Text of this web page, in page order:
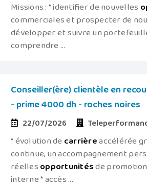
Missions : * identifier de nouvelles
commerciales et prospecter de
développer et suivre un
comprendre ...
Conseiller(ère) clientèle en
- prime 4000 dh - roches noires
22/07/2026
* évolution de carrièreaccélérée
continue, un accompagnement
réellesopportunitésde
interne * accès ...